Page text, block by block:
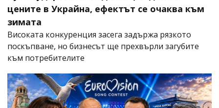
цените в Украйна, ефектът се очаква към
зимата
Високата конкуренция засега задържа рязкото
поскъпване, но бизнесът ще прехвърли загубите
към потребителите